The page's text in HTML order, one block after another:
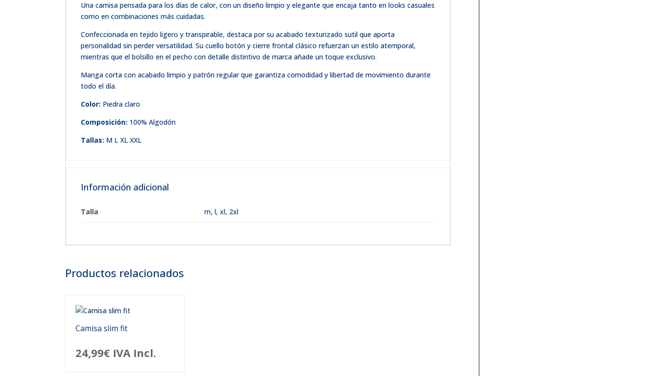
Una camisa pensada para los días de calor, con un diseño limpio y elegante que encaja tanto en looks casuales
como en combinaciones más cuidadas.
Confeccionada en tejido ligero y transpirable, destaca por su acabado texturizado sutil que aporta
personalidad sin perder versatilidad. Su cuello botón y cierre frontal clásico refuerzan un estilo atemporal,
mientras que el bolsillo en el pecho con detalle distintivo de marca añade un toque exclusivo.
Manga corta con acabado limpio y patrón regular que garantiza comodidad y libertad de movimiento durante
todo el día.
Color: Piedra claro
Composición: 100% Algodón
Tallas: M L XL XXL
Información adicional
Talla m,l,xl, 2xl
Productos relacionados
Camisa slim fit
24,99€ IVA Incl.